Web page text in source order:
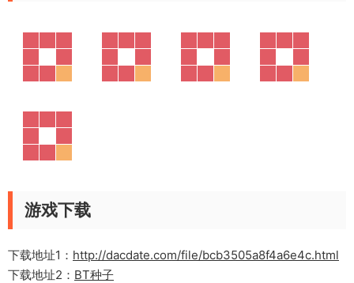
游戏下载
下载地址1： http://dacdate.com/file/bcb3505a8f4a6e4c.html
下载地址2： BT种子